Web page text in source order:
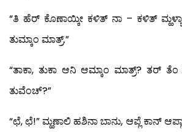
“ತಿ ಹೆರ್ ಕೊಣಾಯ್ಕೀ ಕಳಿತ್ ನಾ – ಕಳಿತ್
ತುಮ್ಕಾಂ ಮಾತ್ರ್.”
“ತಾಕಾ, ತುಕಾ ಆನಿ ಆಮ್ಕಾಂ ಮಾತ್ರ್? ತರ್
ತುವೆಂಚ್?”
“ಛೆ, ಛೆ!” ಮ್ಹಣಾಲಿ ಹಶಿನಾ ಬಾನು, ಆಪ್ಲೆ ಕಾನ್